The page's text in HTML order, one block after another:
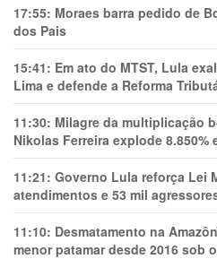
17:55: Moraes barra pedido de
dos Pais
15:41: Em ato do MTST, Lula
Lima e defende a Reforma
11:30: Milagre da multiplicação
Nikolas Ferreira explode 8.850%
11:21: Governo Lula reforça Lei
atendimentos e 53 mil
11:10: Desmatamento na
menor patamar desde 2016 sob